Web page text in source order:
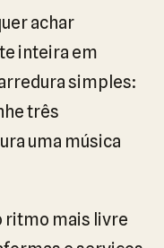
achar
inteira em
simples:
três
uma música
ritmo mais livre